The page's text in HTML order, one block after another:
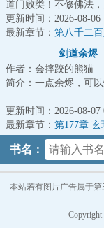
道门败类！不修佛法
视为佛门败类！身为魔
弟子林皓明，得...
更新时间：2026-08-06
最新章节： 第八千二
剑道余烬
作者：会摔跤的熊猫
简介：一点余烬，可
更新时间：2026-08-07
最新章节： 第177章 玄
书名：
本站若有图片广告属于